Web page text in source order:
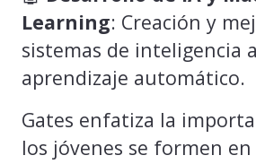
Learning: Creación y
sistemas de inteligencia
aprendizaje automático.
Gates enfatiza la
los jóvenes se formen en